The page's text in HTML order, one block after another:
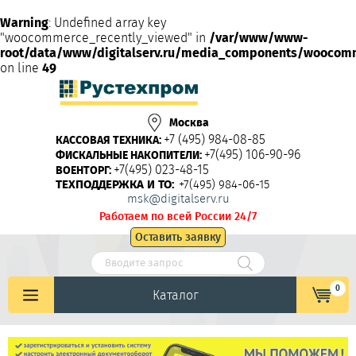
Warning: Undefined array key
"woocommerce_recently_viewed" in /var/www/www-
root/data/www/digitalserv.ru/media_components/
on line 49
Москва
КАССОВАЯ ТЕХНИКА: +7 (495) 984-08-85
ФИСКАЛЬНЫЕ НАКОПИТЕЛИ: +7(495) 106-90-96
ВОЕНТОРГ: +7(495) 023-48-15
ТЕХПОДДЕРЖКА И ТО: +7(495) 984-06-15
msk@digitalserv.ru
Работаем по всей России 24/7
Оставить заявку
Каталог 0